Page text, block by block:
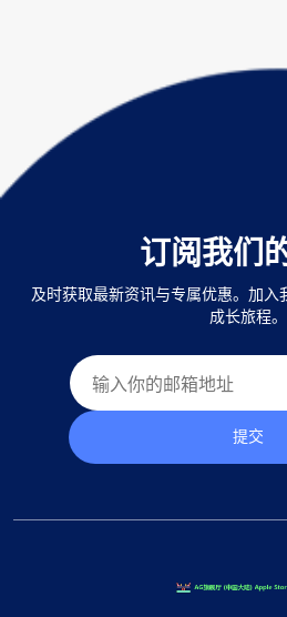
订阅我们
及时获取最新资讯与专属优惠。加入
成长旅程。
提交